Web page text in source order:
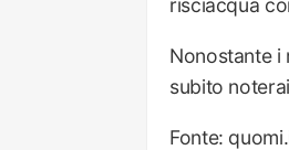
risciacqua
Nonostante i
subito
Fonte: